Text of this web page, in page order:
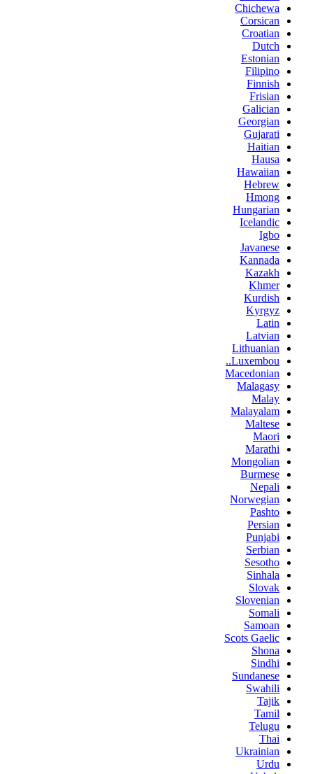
Chichewa
Corsican
Croatian
Dutch
Estonian
Filipino
Finnish
Frisian
Galician
Georgian
Gujarati
Haitian
Hausa
Hawaiian
Hebrew
Hmong
Hungarian
Icelandic
Igbo
Javanese
Kannada
Kazakh
Khmer
Kurdish
Kyrgyz
Latin
Latvian
Lithuanian
Luxembou..
Macedonian
Malagasy
Malay
Malayalam
Maltese
Maori
Marathi
Mongolian
Burmese
Nepali
Norwegian
Pashto
Persian
Punjabi
Serbian
Sesotho
Sinhala
Slovak
Slovenian
Somali
Samoan
Scots Gaelic
Shona
Sindhi
Sundanese
Swahili
Tajik
Tamil
Telugu
Thai
Ukrainian
Urdu